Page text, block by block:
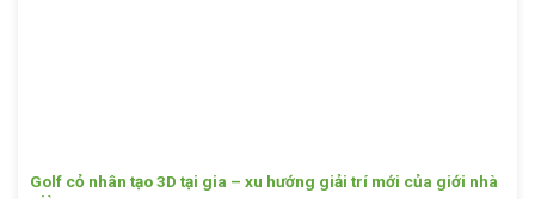
Golf cỏ nhân tạo 3D tại gia – xu hướng giải trí mới của giới nhà